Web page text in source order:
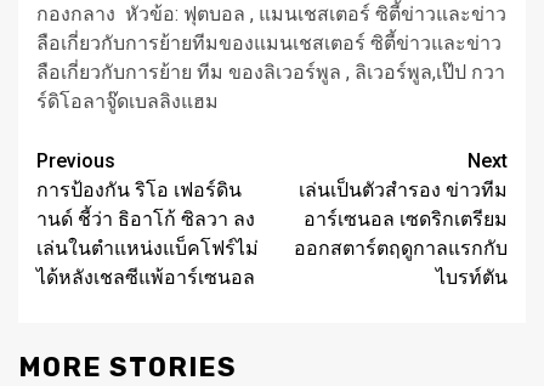
กองกลาง หัวข้อ: ฟุตบอล , แมนเชสเตอร์ ซิตี้ข่าวและข่าว
ลือเกี่ยวกับการย้ายทีมของแมนเชสเตอร์ ซิตี้ข่าวและข่าว
ลือเกี่ยวกับการย้าย ทีม ของลิเวอร์พูล , ลิเวอร์พูล,เป๊ป กวา
ร์ดิโอลาจู๊ดเบลลิงแฮม
Post
navigation
Previous
การป้องกัน ริโอ เฟอร์ดิน
านด์ ชี้ว่า ธิอาโก้ ซิลวา ลง
เล่นในตําแหน่งแบ็คโฟร์ไม่
ได้หลังเชลซีแพ้อาร์เซนอล
Next
เล่นเป็นตัวสํารอง ข่าวทีม
อาร์เซนอล เซดริกเตรียม
ออกสตาร์ตฤดูกาลแรกกับ
ไบรท์ตัน
MORE STORIES